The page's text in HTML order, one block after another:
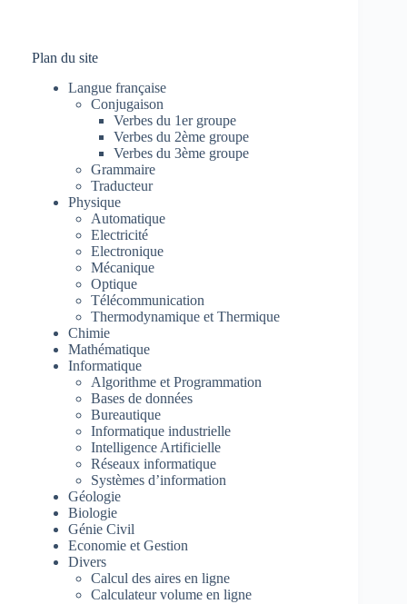
Plan du site
Langue française
Conjugaison
Verbes du 1er groupe
Verbes du 2ème groupe
Verbes du 3ème groupe
Grammaire
Traducteur
Physique
Automatique
Electricité
Electronique
Mécanique
Optique
Télécommunication
Thermodynamique et Thermique
Chimie
Mathématique
Informatique
Algorithme et Programmation
Bases de données
Bureautique
Informatique industrielle
Intelligence Artificielle
Réseaux informatique
Systèmes d’information
Géologie
Biologie
Génie Civil
Economie et Gestion
Divers
Calcul des aires en ligne
Calculateur volume en ligne